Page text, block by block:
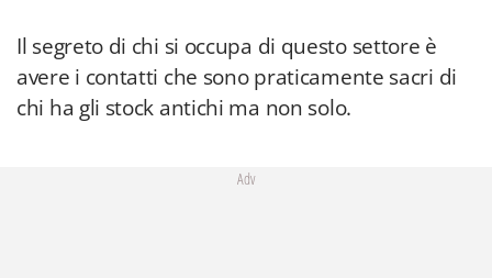
Il segreto di chi si occupa di questo settore è
avere i contatti che sono praticamente sacri di
chi ha gli stock antichi ma non solo.
Adv